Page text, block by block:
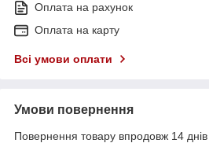
Оплата на рахунок
Оплата на карту
Всі умови оплати
Умови повернення
Повернення товару впродовж 14